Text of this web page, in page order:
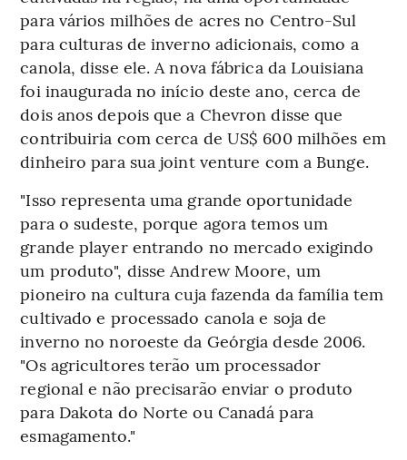
para vários milhões de acres no Centro-Sul
para culturas de inverno adicionais, como a
canola, disse ele. A nova fábrica da Louisiana
foi inaugurada no início deste ano, cerca de
dois anos depois que a Chevron disse que
contribuiria com cerca de US$ 600 milhões em
dinheiro para sua joint venture com a Bunge.
"Isso representa uma grande oportunidade
para o sudeste, porque agora temos um
grande player entrando no mercado exigindo
um produto", disse Andrew Moore, um
pioneiro na cultura cuja fazenda da família tem
cultivado e processado canola e soja de
inverno no noroeste da Geórgia desde 2006.
"Os agricultores terão um processador
regional e não precisarão enviar o produto
para Dakota do Norte ou Canadá para
esmagamento."